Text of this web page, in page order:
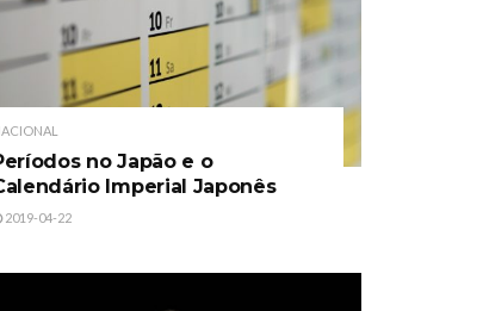
no Japão e o
Imperial Japonês
2019-04-22